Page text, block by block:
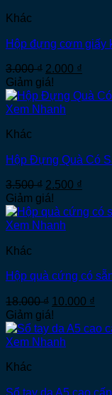
Khác
Hộp đựng cơm giấy
3.000₫ Giá
gốc
là:
3.000 ₫.
2.000 ₫
tại
Giảm giá!
Xem Nhanh
Khác
Hộp Đựng Quà Có
3.500₫ Giá
gốc
là:
3.500 ₫.
2.500 ₫
tại
Giảm giá!
Xem Nhanh
Khác
Hộp quà cứng có
18.000₫ Giá
gốc
là:
18.000 ₫.
10.000 ₫
tại
Giảm giá!
Xem Nhanh
Khác
Sổ tay da A5 cao